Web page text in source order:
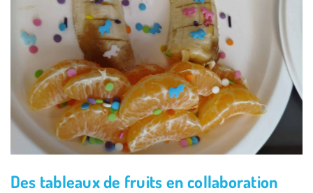
Des tableaux de fruits en collaboration